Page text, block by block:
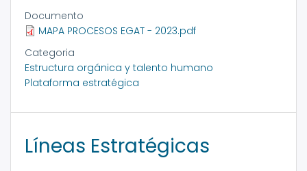
Documento
MAPA PROCESOS EGAT - 2023.pdf
Categoria
Estructura orgánica y talento humano
Plataforma estratégica
Líneas Estratégicas